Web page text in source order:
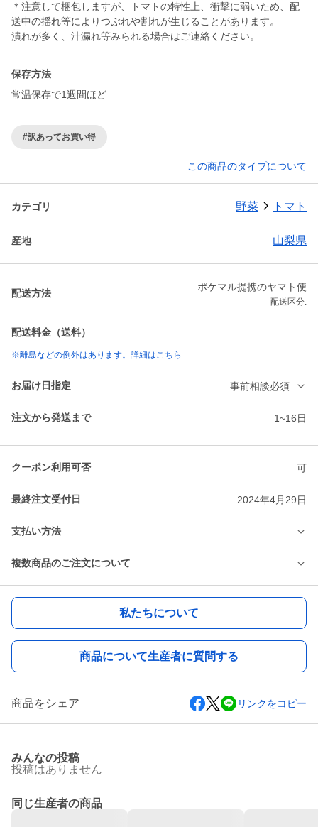
＊注意して梱包しますが、トマトの特性上、衝撃に弱いため、配
送中の揺れ等によりつぶれや割れが生じることがあります。
潰れが多く、汁漏れ等みられる場合はご連絡ください。
保存方法
常温保存で1週間ほど
#訳あってお買い得
この商品のタイプについて
カテゴリ 野菜 トマト
産地 山梨県
配送方法
ポケマル提携のヤマト便
配送区分:
配送料金（送料）
※離島などの例外はあります。詳細はこちら
お届け日指定 事前相談必須
注文から発送まで 1~16日
クーポン利用可否 可
最終注文受付日 2024年4月29日
支払い方法
複数商品のご注文について
私たちについて
商品について生産者に質問する
商品をシェア リンクをコピー
みんなの投稿
投稿はありません
同じ生産者の商品